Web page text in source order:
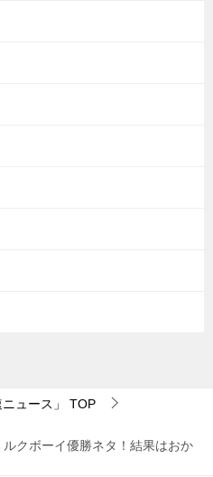
ュース」
TOP
クボーイ優勝ネタ！結果はおか